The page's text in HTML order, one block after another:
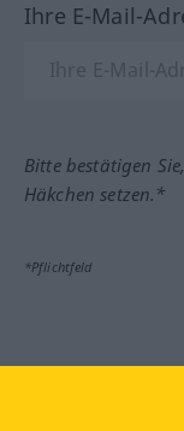
Ihre E-Mail-
Bitte bestätigen
Häkchen setzen.*
*Pflichtfeld